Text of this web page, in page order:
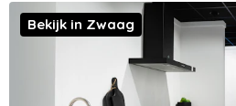
Bekijk in Zwaag